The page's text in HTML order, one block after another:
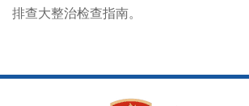
排查大整治检查指南。